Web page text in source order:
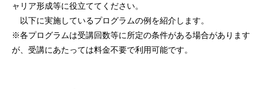
ャリア形成等に役立ててください。
以下に実施しているプログラムの例を紹介します。
※各プログラムは受講回数等に所定の条件がある場合があります
が、受講にあたっては料金不要で利用可能です。